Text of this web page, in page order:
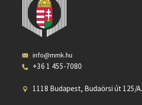
info@mmk.hu
+36 1 455-7080
1118 Budapest, Budaörsi út 125/A.